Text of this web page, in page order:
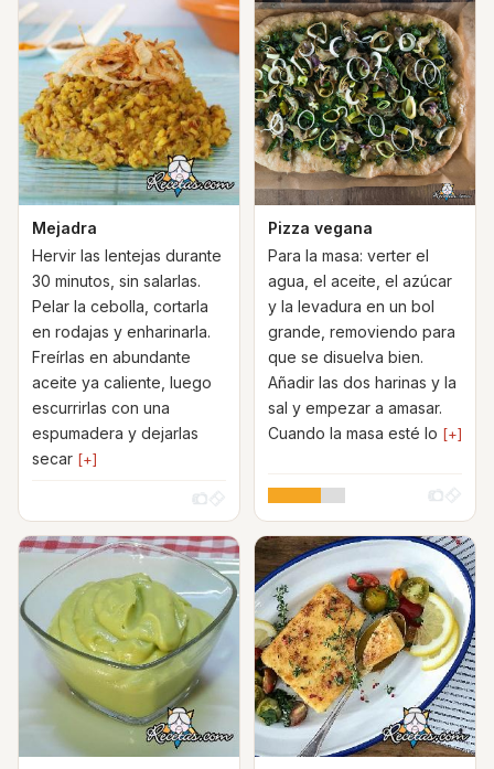
Mejadra
Hervir las lentejas durante
30 minutos, sin salarlas.
Pelar la cebolla, cortarla
en rodajas y enharinarla.
Freírlas en abundante
aceite ya caliente, luego
escurrirlas con una
espumadera y dejarlas
secar [+]
Pizza vegana
Para la masa: verter el
agua, el aceite, el azúcar
y la levadura en un bol
grande, removiendo para
que se disuelva bien.
Añadir las dos harinas y la
sal y empezar a amasar.
Cuando la masa esté lo [+]